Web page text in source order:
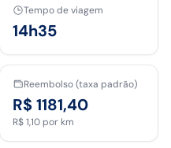
Tempo de viagem
14h35
Reembolso (taxa padrão)
R$ 1181,40
R$ 1,10 por km